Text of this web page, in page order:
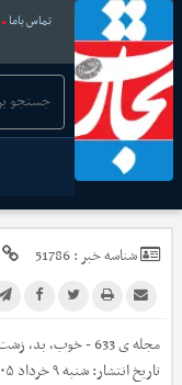
تماس باما
شناسه خبر :51786
مجله ی 633 - خوب، بد، زشت
تاریخ انتشار:شنبه ۹ خرداد ۱۴۰۵